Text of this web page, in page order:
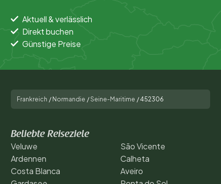
Aktuell & verlässlich
Direkt buchen
Günstige Preise
Frankreich / Normandie /Seine-Maritime /452306
Beliebte Reiseziele
Veluwe
Ardennen
Costa Blanca
São Vicente
Calheta
Aveiro